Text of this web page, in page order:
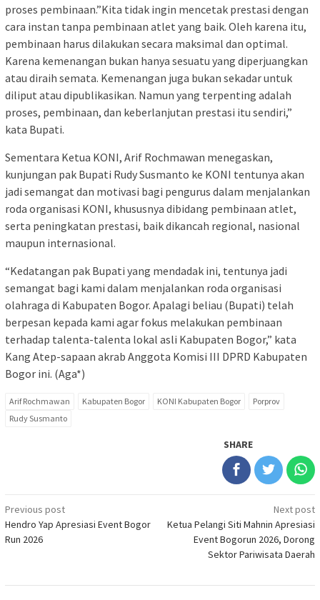
proses pembinaan.”Kita tidak ingin mencetak prestasi dengan
cara instan tanpa pembinaan atlet yang baik. Oleh karena itu,
pembinaan harus dilakukan secara maksimal dan optimal.
Karena kemenangan bukan hanya sesuatu yang diperjuangkan
atau diraih semata. Kemenangan juga bukan sekadar untuk
diliput atau dipublikasikan. Namun yang terpenting adalah
proses, pembinaan, dan keberlanjutan prestasi itu sendiri,”
kata Bupati.
Sementara Ketua KONI, Arif Rochmawan menegaskan,
kunjungan pak Bupati Rudy Susmanto ke KONI tentunya akan
jadi semangat dan motivasi bagi pengurus dalam menjalankan
roda organisasi KONI, khususnya dibidang pembinaan atlet,
serta peningkatan prestasi, baik dikancah regional, nasional
maupun internasional.
“Kedatangan pak Bupati yang mendadak ini, tentunya jadi
semangat bagi kami dalam menjalankan roda organisasi
olahraga di Kabupaten Bogor. Apalagi beliau (Bupati) telah
berpesan kepada kami agar fokus melakukan pembinaan
terhadap talenta-talenta lokal asli Kabupaten Bogor,” kata
Kang Atep-sapaan akrab Anggota Komisi III DPRD Kabupaten
Bogor ini. (Aga*)
Arif Rochmawan Kabupaten Bogor KONI Kabupaten Bogor
Porprov
Rudy Susmanto
SHARE
Post
navigation
Previous post
Hendro Yap Apresiasi Event Bogor
Run 2026
Next post
Ketua Pelangi Siti Mahnin Apresiasi
Event Bogorun 2026, Dorong
Sektor Pariwisata Daerah